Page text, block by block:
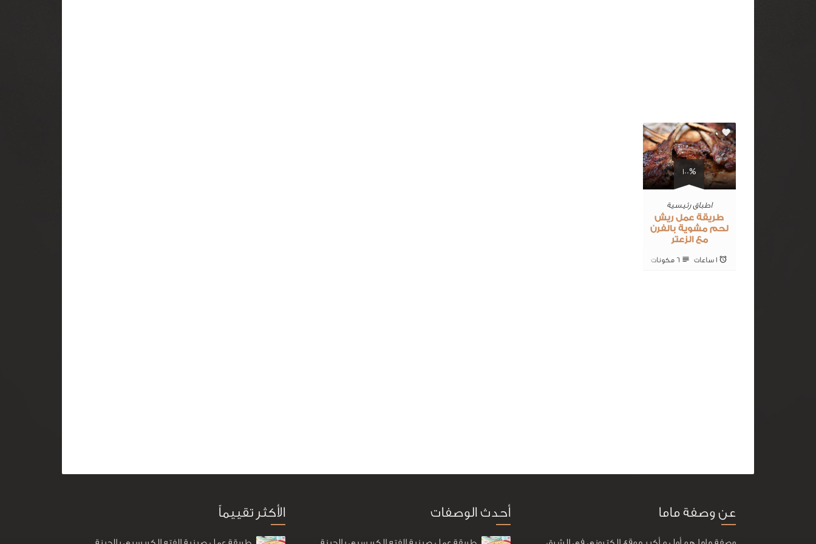
100%
0
اطباق رئيسية
طريقة عمل ريش
لحم مشوية بالفرن
مع الزعتر
1 ساعات 6 ‎مكونات
الأكثر تقييماً أحدث الوصفات عن وصفة ماما